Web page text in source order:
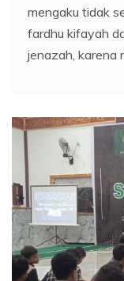
mengaku tidak
fardhu kifayah
jenazah, karena